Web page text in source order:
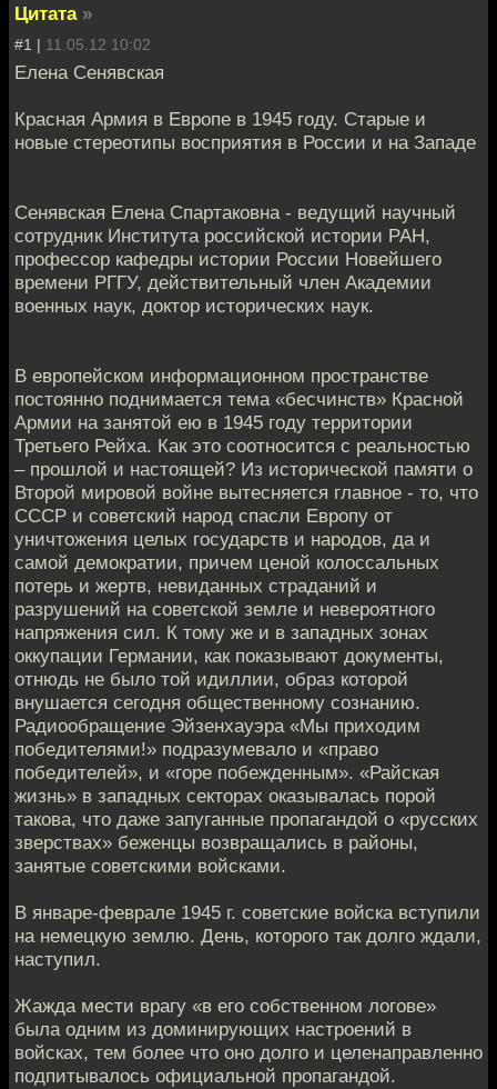
Цитата »
#1 | 11.05.12 10:02
Елена Сенявская
Красная Армия в Европе в 1945 году. Старые и
новые стереотипы восприятия в России и на Западе
Сенявская Елена Спартаковна - ведущий научный
сотрудник Института российской истории РАН,
профессор кафедры истории России Новейшего
времени РГГУ, действительный член Академии
военных наук, доктор исторических наук.
В европейском информационном пространстве
постоянно поднимается тема «бесчинств» Красной
Армии на занятой ею в 1945 году территории
Третьего Рейха. Как это соотносится с реальностью
– прошлой и настоящей? Из исторической памяти о
Второй мировой войне вытесняется главное - то, что
СССР и советский народ спасли Европу от
уничтожения целых государств и народов, да и
самой демократии, причем ценой колоссальных
потерь и жертв, невиданных страданий и
разрушений на советской земле и невероятного
напряжения сил. К тому же и в западных зонах
оккупации Германии, как показывают документы,
отнюдь не было той идиллии, образ которой
внушается сегодня общественному сознанию.
Радиообращение Эйзенхауэра «Мы приходим
победителями!» подразумевало и «право
победителей», и «горе побежденным». «Райская
жизнь» в западных секторах оказывалась порой
такова, что даже запуганные пропагандой о «русских
зверствах» беженцы возвращались в районы,
занятые советскими войсками.
В январе-феврале 1945 г. советские войска вступили
на немецкую землю. День, которого так долго ждали,
наступил.
Жажда мести врагу «в его собственном логове»
была одним из доминирующих настроений в
войсках, тем более что оно долго и целенаправленно
подпитывалось официальной пропагандой.